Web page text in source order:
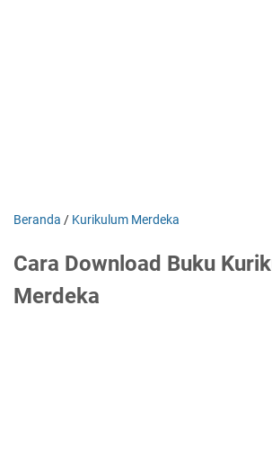
Beranda / Kurikulum Merdeka
Cara Download Buku
Merdeka